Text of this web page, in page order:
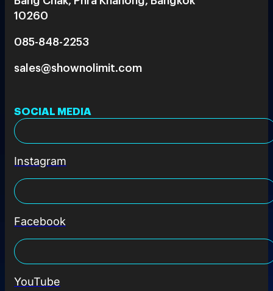
10260
085-848-2253
sales@shownolimit.com
SOCIAL MEDIA
Instagram
Facebook
YouTube